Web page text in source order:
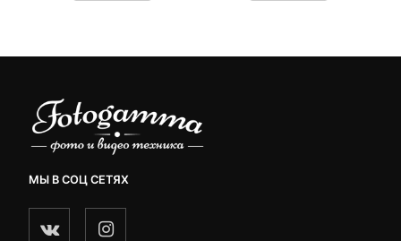
МЫ В СОЦ СЕТЯХ